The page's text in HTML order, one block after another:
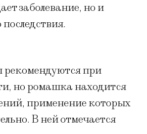
заболевание, но и
последствия.
рекомендуются при
но ромашка находится
применение которых
В ней отмечается